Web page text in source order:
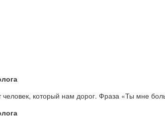
человек, который нам дорог. Фраза «Ты мне